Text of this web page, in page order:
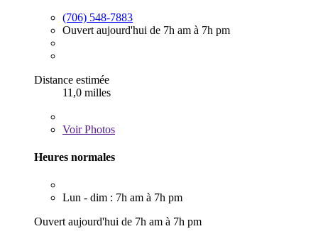
(706) 548-7883
Ouvert aujourd'hui de 7h am à 7h pm
Distance estimée
11,0 milles
VoirPhotos
Heures normales
Lun - dim : 7h am à 7h pm
Ouvert aujourd'hui de 7h am à 7h pm